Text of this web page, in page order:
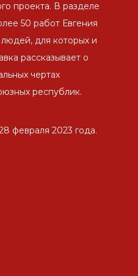
проекта. В разделе
50 работ Евгения
для которых и
рассказывает о
чертах
республик.
февраля 2023 года.